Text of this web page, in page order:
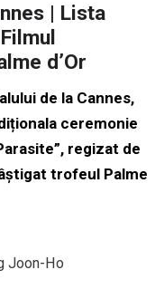
| Lista
d’Or
de la Cannes,
ceremonie
regizat de
trofeul Palme
Joon-Ho